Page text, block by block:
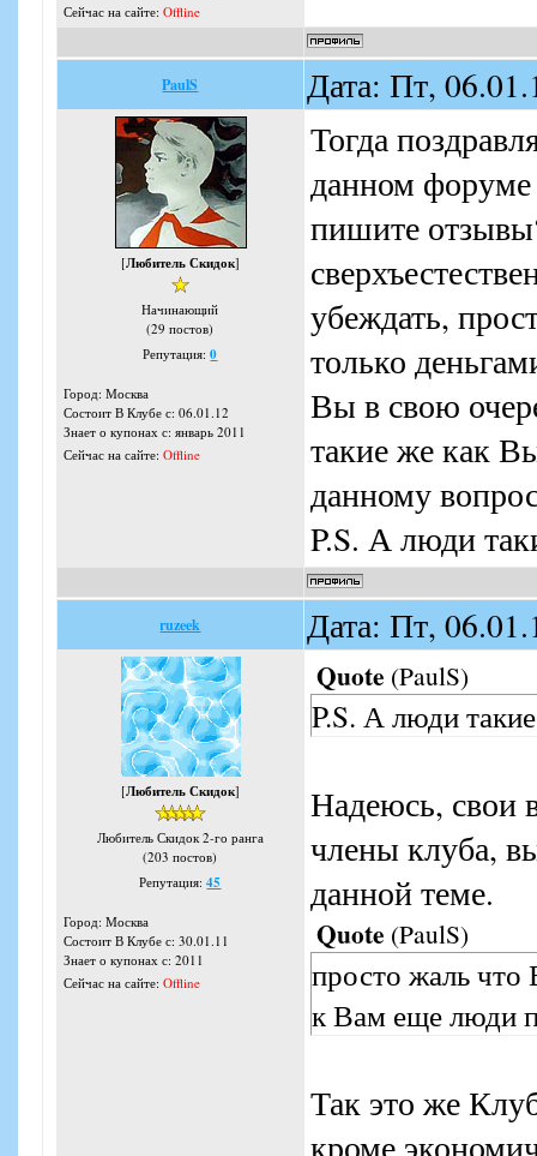
Сейчас на сайте: Offline
PaulS Дата: Пт,
[Любитель Скидок]
Начинающий
(29 постов)
Репутация:0
Город: Москва
Состоит В Клубе с: 06.01.12
Знает о купонах с: январь 2011
Сейчас на сайте: Offline
Тогда
данном
пишите
убеждать,
только
Вы в свою
такие же как
данному
P.S. А люди
ruzeek Дата: Пт,
[Любитель Скидок]
Любитель Скидок 2-го ранга
(203 постов)
Репутация:45
Город: Москва
Состоит В Клубе с: 30.01.11
Знает о купонах с: 2011
Сейчас на сайте: Offline
Quote (PaulS)
P.S. А люди
Надеюсь, свои
члены клуба,
данной теме.
Quote (PaulS)
просто жаль что
к Вам еще люди
Так это же
кроме